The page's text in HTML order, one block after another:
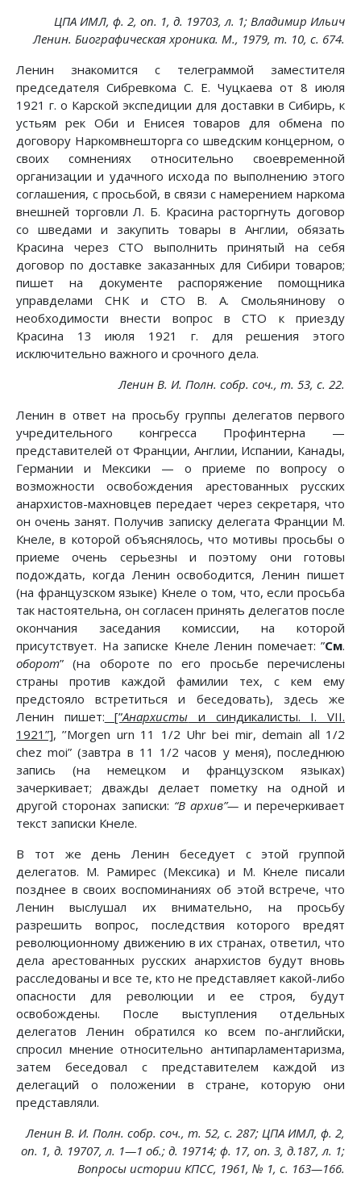
ЦПА ИМЛ, ф. 2, on. 1, д. 19703, л. 1; Владимир Ильич
Ленин. Биографическая хроника. М., 1979, т. 10, с. 674.
Ленин знакомится с телеграммой заместителя
председателя Сибревкома С. Е. Чуцкаева от 8 июля
1921 г. о Карской экспедиции для доставки в Сибирь, к
устьям рек Оби и Енисея товаров для обмена по
договору Наркомвнешторга со шведским концерном, о
своих сомнениях относительно своевременной
организации и удачного исхода по выполнению этого
соглашения, с просьбой, в связи с намерением наркома
внешней торговли Л. Б. Красина расторгнуть договор
со шведами и закупить товары в Англии, обязать
Красина через СТО выполнить принятый на себя
договор по доставке заказанных для Сибири товаров;
пишет на документе распоряжение помощника
управделами СНК и СТО В. А. Смольянинову о
необходимости внести вопрос в СТО к приезду
Красина 13 июля 1921 г. для решения этого
исключительно важного и срочного дела.
Ленин В. И. Полн. собр. соч., т. 53, с. 22.
Ленин в ответ на просьбу группы делегатов первого
учредительного конгресса Профинтерна —
представителей от Франции, Англии, Испании, Канады,
Германии и Мексики — о приеме по вопросу о
возможности освобождения арестованных русских
анархистов-махновцев передает через секретаря, что
он очень занят. Получив записку делегата Франции М.
Кнеле, в которой объяснялось, что мотивы просьбы о
приеме очень серьезны и поэтому они готовы
подождать, когда Ленин освободится, Ленин пишет
(на французском языке) Кнеле о том, что, если просьба
так настоятельна, он согласен принять делегатов после
окончания заседания комиссии, на которой
присутствует. На записке Кнеле Ленин помечает: ”См.
оборот” (на обороте по его просьбе перечислены
страны против каждой фамилии тех, с кем ему
предстояло встретиться и беседовать), здесь же
Ленин пишет: [”Анархисты и синдикалисты. I. VII.
1921”], ’’Morgen urn 11 1/2 Uhr bei mir, demain all 1/2
chez moi” (завтра в 11 1/2 часов у меня), последнюю
запись (на немецком и французском языках)
зачеркивает; дважды делает пометку на одной и
другой сторонах записки: “В архив”— и перечеркивает
текст записки Кнеле.
В тот же день Ленин беседует с этой группой
делегатов. М. Рамирес (Мексика) и М. Кнеле писали
позднее в своих воспоминаниях об этой встрече, что
Ленин выслушал их внимательно, на просьбу
разрешить вопрос, последствия которого вредят
революционному движению в их странах, ответил, что
дела арестованных русских анархистов будут вновь
расследованы и все те, кто не представляет какой-либо
опасности для революции и ее строя, будут
освобождены. После выступления отдельных
делегатов Ленин обратился ко всем по-английски,
спросил мнение относительно антипарламентаризма,
затем беседовал с представителем каждой из
делегаций о положении в стране, которую они
представляли.
Ленин В. И. Полн. собр. соч., т. 52, с. 287; ЦПА ИМЛ, ф. 2,
on. 1, д. 19707, л. 1—1 об.; д. 19714; ф. 17, on. 3, д.187, л. 1;
Вопросы истории КПСС, 1961, № 1, с. 163—166.